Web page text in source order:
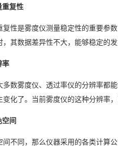
复性
复性是雾度仪测量稳定性的重要参
，其数据差异性不大，能够稳定的
率
多数雾度仪、透过率仪的分辨率都
变化了。当前雾度仪的这种分辨率
空间
间不同，那么仪器采用的各类计算